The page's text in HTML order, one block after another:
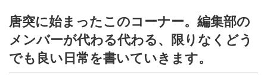
唐突に始まったこのコーナー。編集部の
メンバーが代わる代わる、限りなくどう
でも良い日常を書いていきます。